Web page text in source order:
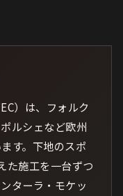
）は、フォルク
ルシェなど欧州
す。下地のスポ
た施工を一台ずつ
ターラ・モケッ